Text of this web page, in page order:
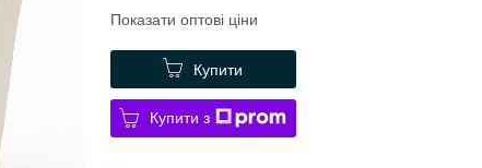
Показати оптові ціни
Купити
Купити з